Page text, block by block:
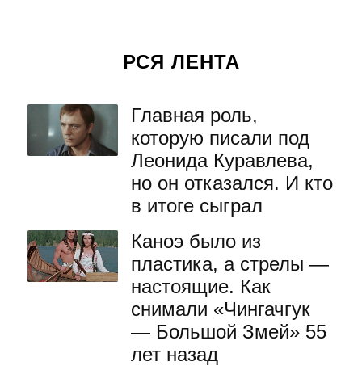
РСЯ ЛЕНТА
Главная роль,
которую писали под
Леонида Куравлева,
но он отказался. И кто
в итоге сыграл
Каноэ было из
пластика, а стрелы —
настоящие. Как
снимали «Чингачгук
— Большой Змей» 55
лет назад